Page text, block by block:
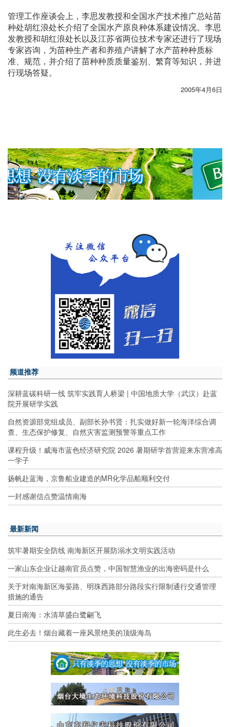
管理工作座谈会上，李思发教授和全国水产技术推广总站苗
种处胡红浪处长介绍了全国水产原良种体系建设情况。李思
发教授和胡红浪处长以及江苏省两位技术专家还进行了现场
专家咨询，为苗种生产者和养殖户讲解了水产苗种种质标
准、规范，并介绍了苗种种质质量鉴别、繁育等知识，并进
行现场答疑。
2005年4月6日
频道推荐
深耕蓝碳科研一线 筑牢实践育人桥梁 | 中国地质大学（武汉）赴蓝
院开展研学实践
自然资源部党组成员、副部长孙书贤：扎实做好新一轮海洋综合调
查、生态保护修复、自然灾害监测预警等重点工作
课程升级！威海市蓝色经济研究院 2026 暑期研学首营迎来东营准高
一学子
扬帆赴蓝海，京鲁船业建造的MR化学品船顺利交付
一封感谢信点赞温情南海
最新新闻
筑牢暑期安全防线 南海新区开展防溺水文明实践活动
一家山东企业让越南官员点赞，中国智慧渔业的出海密码是什么
关于对南海新区海晏路、明珠西路部分路段实行限制通行交通管理
措施的通告
夏日南海：水清草盛白鹭翩飞
此生必去！烟台藏着一座风景绝美的顶级海岛